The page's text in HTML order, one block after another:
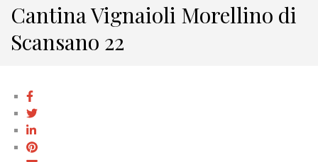
Cantina Vignaioli Morellino di
Scansano 22